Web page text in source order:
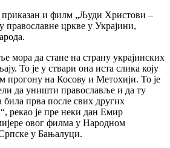
приказан и филм „Људи Христови –
православне цркве у Украјини,
мора да стане на страну украјинских
То је у ствари она иста слика коју
прогону на Косову и Метохији. То је
да уништи православље и да ту
била прва после свих других
рекао је пре неки дан Емир
овог филма у Народном
у Бањалуци.